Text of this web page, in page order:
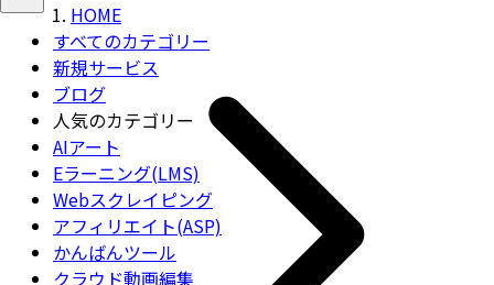
すべてのカテゴリー
新規サービス
ブログ
人気のカテゴリー
AIアート
Eラーニング(LMS)
Webスクレイピング
アフィリエイト(ASP)
かんばんツール
クラウド動画編集
HOME